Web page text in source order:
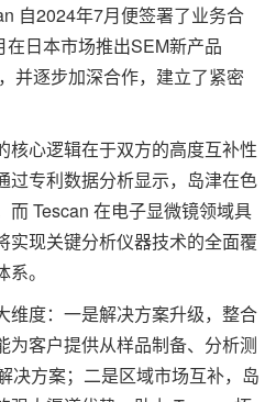
自2024年7月便签署了业务合
日本市场推出SEM新产品
并逐步加深合作，建立了紧密
心逻辑在于双方的高度互补性
过专利数据分析显示，岛津在色
而 Tescan 在电子显微镜领域具
实现关键分析仪器技术的全面覆
。
度：一是解决方案升级，整合
为客户提供从样品制备、分析测
决方案；二是区域市场互补，岛